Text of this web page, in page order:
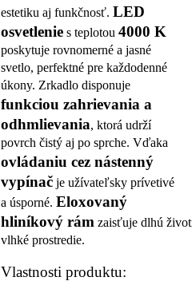
estetiku aj funkčnosť. LED
osvetlenie s teplotou 4000 K
poskytuje rovnomerné a jasné
svetlo, perfektné pre každodenné
úkony. Zrkadlo disponuje
funkciou zahrievania a
odhmlievania, ktorá udrží
povrch čistý aj po sprche. Vďaka
ovládaniu cez nástenný
vypínač je užívateľsky prívetivé
a úsporné. Eloxovaný
hliníkový rám zaisťuje dlhú
vlhké prostredie.
Vlastnosti produktu: